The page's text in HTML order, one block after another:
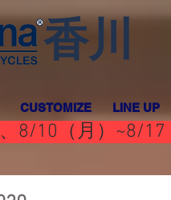
香川
CUSTOMIZE LINE UP
8/10（月）~8/